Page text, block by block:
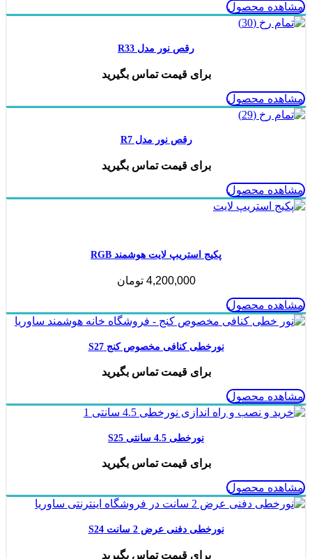
مشاهده محصول
رقص نور مدل R33
برای قیمت تماس بگیرید
مشاهده محصول
رقص نور مدل R7
برای قیمت تماس بگیرید
مشاهده محصول
پکیج استریپ لایت هوشمند RGB
4,200,000 تومان
مشاهده محصول
نورخطی کنافی مخصوص کنج S27
برای قیمت تماس بگیرید
مشاهده محصول
نورخطی 4.5 سانتی S25
برای قیمت تماس بگیرید
مشاهده محصول
نورخطی دفنی عرض 2 سانت S24
برای قیمت تماس بگیرید